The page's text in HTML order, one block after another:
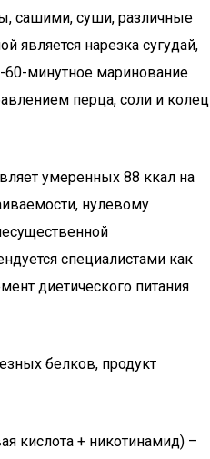
сашими, суши, различные
является нарезка сугудай,
60-минутное маринование
перца, соли и колец
умеренных 88 ккал на
нулевому
специалистами как
диетического питания
белков, продукт
кислота + никотинамид) –